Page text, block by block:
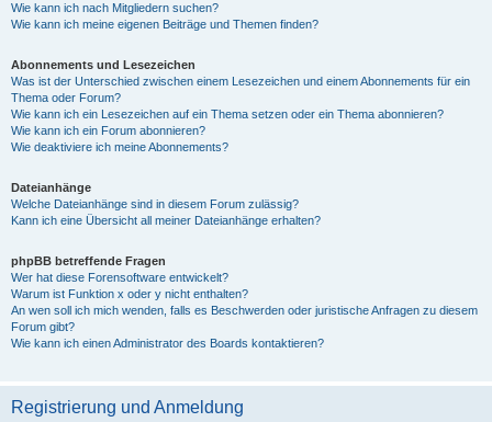
Wie kann ich nach Mitgliedern suchen?
Wie kann ich meine eigenen Beiträge und Themen finden?
Abonnements und Lesezeichen
Was ist der Unterschied zwischen einem Lesezeichen und einem Abonnements für ein
Thema oder Forum?
Wie kann ich ein Lesezeichen auf ein Thema setzen oder ein Thema abonnieren?
Wie kann ich ein Forum abonnieren?
Wie deaktiviere ich meine Abonnements?
Dateianhänge
Welche Dateianhänge sind in diesem Forum zulässig?
Kann ich eine Übersicht all meiner Dateianhänge erhalten?
phpBB betreffende Fragen
Wer hat diese Forensoftware entwickelt?
Warum ist Funktion x oder y nicht enthalten?
An wen soll ich mich wenden, falls es Beschwerden oder juristische Anfragen zu diesem
Forum gibt?
Wie kann ich einen Administrator des Boards kontaktieren?
Registrierung und Anmeldung